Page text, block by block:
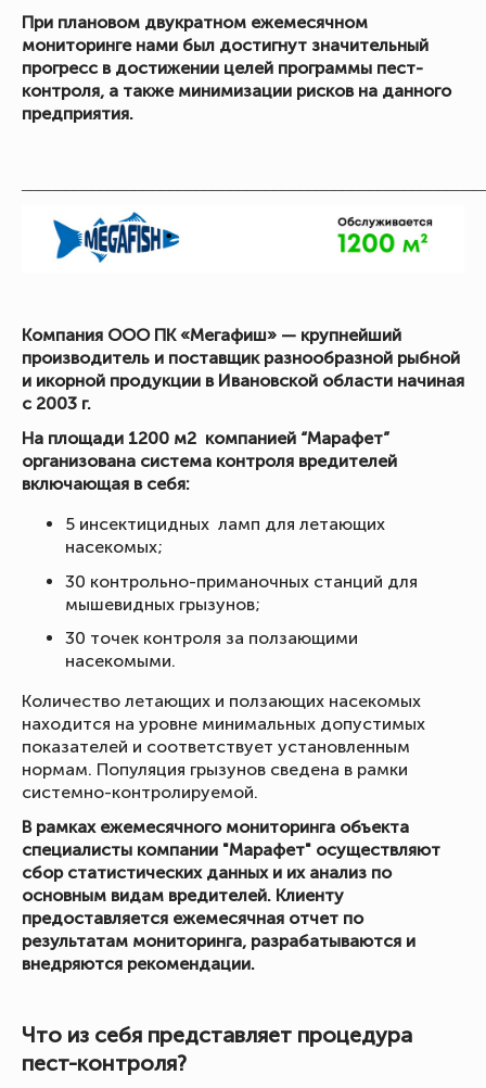
При плановом двукратном ежемесячном
мониторинге нами был достигнут значительный
прогресс в достижении целей программы пест-
контроля, а также минимизации рисков на данного
предприятия.
Компания ООО ПК «Мегафиш» — крупнейший
производитель и поставщик разнообразной рыбной
и икорной продукции в Ивановской области начиная
с 2003 г.
На площади 1200 м2 компанией “Марафет”
организована система контроля вредителей
включающая в себя:
5 инсектицидных ламп для летающих
насекомых;
30 контрольно-приманочных станций для
мышевидных грызунов;
30 точек контроля за ползающими
насекомыми.
Количество летающих и ползающих насекомых
находится на уровне минимальных допустимых
показателей и соответствует установленным
нормам. Популяция грызунов сведена в рамки
системно-контролируемой.
В рамках ежемесячного мониторинга объекта
специалисты компании "Марафет" осуществляют
сбор статистических данных и их анализ по
основным видам вредителей. Клиенту
предоставляется ежемесячная отчет по
результатам мониторинга, разрабатываются и
внедряются рекомендации.
Что из себя представляет процедура
пест-контроля?